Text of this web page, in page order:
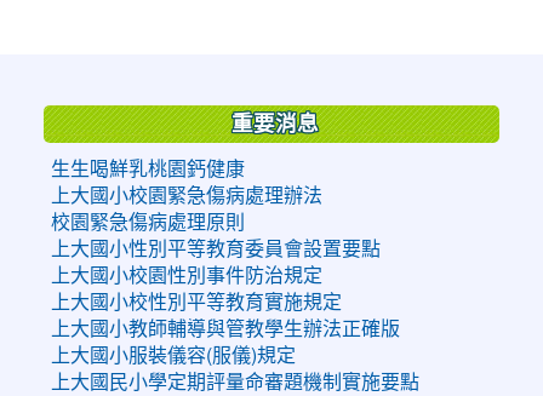
重要消息
生生喝鮮乳桃園鈣健康
上大國小校園緊急傷病處理辦法
校園緊急傷病處理原則
上大國小性別平等教育委員會設置要點
上大國小校園性別事件防治規定
上大國小校性別平等教育實施規定
上大國小教師輔導與管教學生辦法正確版
上大國小服裝儀容(服儀)規定
上大國民小學定期評量命審題機制實施要點